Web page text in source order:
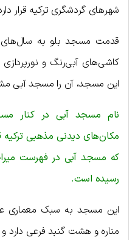
شهرهای گردشگری ترکیه قرار
کاشی‌های آبی‌رنگ و نورپردازی
این مسجد، آن را مسجد آبی
نام مسجد آبی در کنار
مکان‌های دیدنی مذهبی
که مسجد آبی در فهرست
رسیده است.
این مسجد به سبک معماری
مناره و هشت گنبد فرعی دارد و